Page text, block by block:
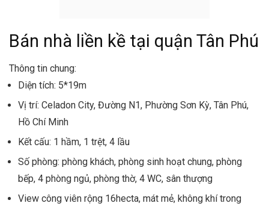
Bán nhà liền kề tại quận Tân Phú
Thông tin chung:
Diện tích: 5*19m
Vị trí: Celadon City, Đường N1, Phường Sơn Kỳ, Tân Phú,
Hồ Chí Minh
Kết cấu: 1 hầm, 1 trệt, 4 lầu
Số phòng: phòng khách, phòng sinh hoạt chung, phòng
bếp, 4 phòng ngủ, phòng thờ, 4 WC, sân thượng
View công viên rộng 16hecta, mát mẻ, không khí trong